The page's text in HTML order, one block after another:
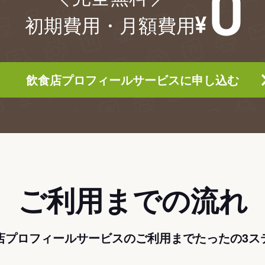
初期費用・月額費用
飲食店プロフィールサービスに申し込む
ご利用までの流れ
プロフィールサービスのご利用までたったの3ス